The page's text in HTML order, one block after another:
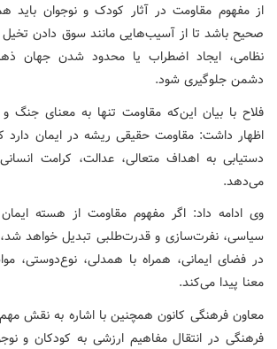
از مفهوم مقاومت در آثار کودک و نوجوان باید
صحیح باشد تا از آسیب‌هایی مانند سوق دادن
نظامی، ایجاد اضطراب یا محدود شدن جهان
دشمن جلوگیری شود.
فلاح با بیان این‌که مقاومت تنها به معنای جنگ
اظهار داشت: مقاومت حقیقی ریشه در ایمان دارد
دستیابی به اهداف متعالی، عدالت، کرامت
می‌دهد.
وی ادامه داد: اگر مفهوم مقاومت از هسته
سیاسی، نفرت‌سازی و قدرت‌طلبی تبدیل خواهد
در فضای ایمانی، همراه با همدلی، نوع‌دوستی،
معنا پیدا می‌کند.
معاون فرهنگی کانون همچنین با اشاره به نقش
فرهنگی در انتقال مفاهیم ارزشی به کودکان و